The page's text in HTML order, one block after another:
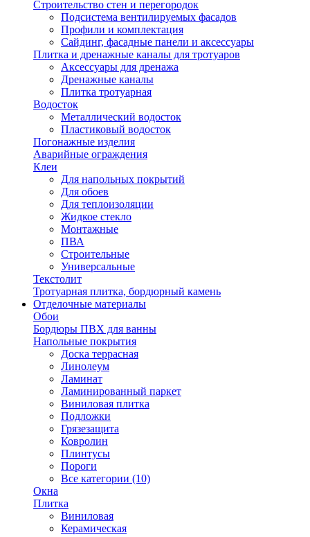
Строительство стен и перегородок
Подсистема вентилируемых фасадов
Профили и комплектация
Сайдинг, фасадные панели и аксессуары
Плитка и дренажные каналы для тротуаров
Аксессуары для дренажа
Дренажные каналы
Плитка тротуарная
Водосток
Металлический водосток
Пластиковый водосток
Погонажные изделия
Аварийные ограждения
Клеи
Для напольных покрытий
Для обоев
Для теплоизоляции
Жидкое стекло
Монтажные
ПВА
Строительные
Универсальные
Текстолит
Тротуарная плитка, бордюрный камень
Отделочные материалы
Обои
Бордюры ПВХ для ванны
Напольные покрытия
Доска террасная
Линолеум
Ламинат
Ламинированный паркет
Виниловая плитка
Подложки
Грязезащита
Ковролин
Плинтусы
Пороги
Все категории (10)
Окна
Плитка
Виниловая
Керамическая